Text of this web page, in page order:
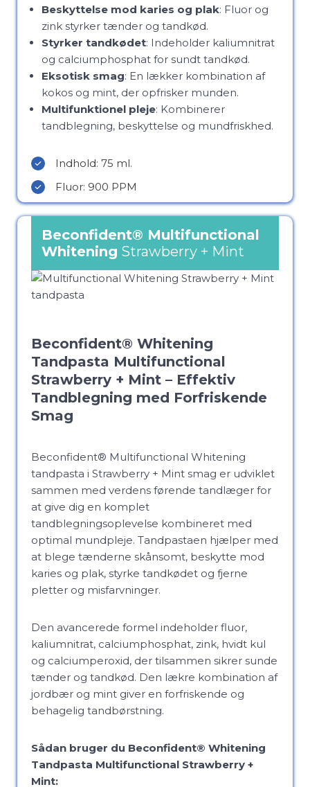
Beskyttelse mod karies og plak: Fluor og
zink styrker tænder og tandkød.
Styrker tandkødet: Indeholder kaliumnitrat
og calciumphosphat for sundt tandkød.
Eksotisk smag: En lækker kombination af
kokos og mint, der opfrisker munden.
Multifunktionel pleje: Kombinerer
tandblegning, beskyttelse og mundfriskhed.
Indhold: 75 ml.
Fluor: 900 PPM
Beconfident® Multifunctional
Whitening Strawberry + Mint
Beconfident® Whitening
Tandpasta Multifunctional
Strawberry + Mint – Effektiv
Tandblegning med Forfriskende
Smag
Beconfident® Multifunctional Whitening
tandpasta i Strawberry + Mint smag er udviklet
sammen med verdens førende tandlæger for
at give dig en komplet
tandblegningsoplevelse kombineret med
optimal mundpleje. Tandpastaen hjælper med
at blege tænderne skånsomt, beskytte mod
karies og plak, styrke tandkødet og fjerne
pletter og misfarvninger.
Den avancerede formel indeholder fluor,
kaliumnitrat, calciumphosphat, zink, hvidt kul
og calciumperoxid, der tilsammen sikrer sunde
tænder og tandkød. Den lækre kombination af
jordbær og mint giver en forfriskende og
behagelig tandbørstning.
Sådan bruger du Beconfident® Whitening
Tandpasta Multifunctional Strawberry +
Mint: